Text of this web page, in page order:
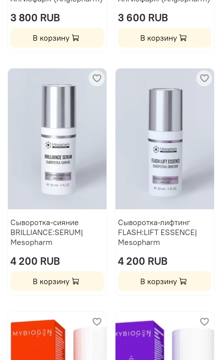
3 800 RUB
В корзину
3 600 RUB
В корзину
Сыворотка-сияние
BRILLIANCE:SERUM|
Mesopharm
4 200 RUB
В корзину
Сыворотка-лифтинг
FLASH:LIFT ESSENCE|
Mesopharm
4 200 RUB
В корзину